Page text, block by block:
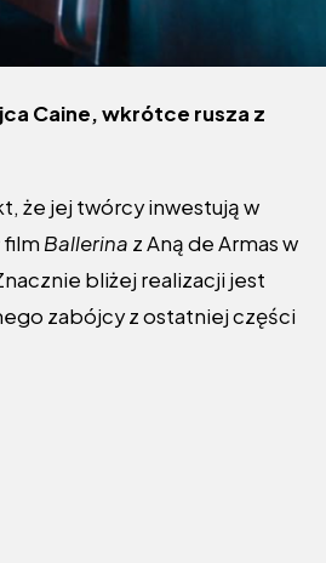
Caine, wkrótce rusza z
że jej twórcy inwestują w
film Ballerina z Aną de Armas w
bliżej realizacji jest
zabójcy z ostatniej części